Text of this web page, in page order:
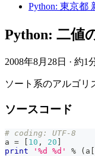
Python: 東京都
Python: 二値
2008年8月28日 · 約1
ソート系のアルゴリ
ソースコード
# coding: UTF-8
a = [ 10 , 20 ]
print
'%d %d' % ( a [